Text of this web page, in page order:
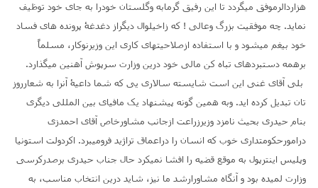
هزاردالرموفق میگردد تا این رفیق گرمابه وگلستان خودرا به جای خود توظیف
نماید. چه موفقیت بزرگ وعالی ! که زاخیلوال دیگراز دغدغۀ پرونده های فساد
خود بیغم میشود و با استفاده ازصلاحیتهای کاری این وزیرنوکار، مسلماً
برهمه دستبردهای تباه کن مالی خود درین وزارت سرپوش آهنین میگذارد.
بلی آقای غنی این است شایسته سالاری یی که شما داعیۀ آنرا به شعارروز
تان تبدیل کرده اید. وبه همین گونه پیشنهاد یک مافیای بین المللی دیگری
بنام حیدری بحیث نامزد وزیرزراعت ازجانب مشاورخاص آقای احمدزی
درامورحکومتداری خوب که انسان را دراعماق تراژید فرومیبرد. اکردولت استونیا
وپلیس اینترپول به موقع قضیه را افشا نمیکرد حال جناب حیدری برصدرکرسی
وزارت لمیده بود و آنگاه مشاورارشد ما نیز، شاید درین انتخاب مناسب، به